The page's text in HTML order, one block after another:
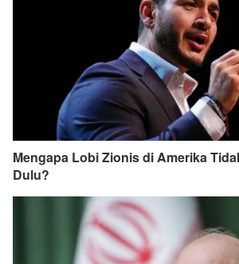
Mengapa Lobi Zionis di Amerika
Dulu?